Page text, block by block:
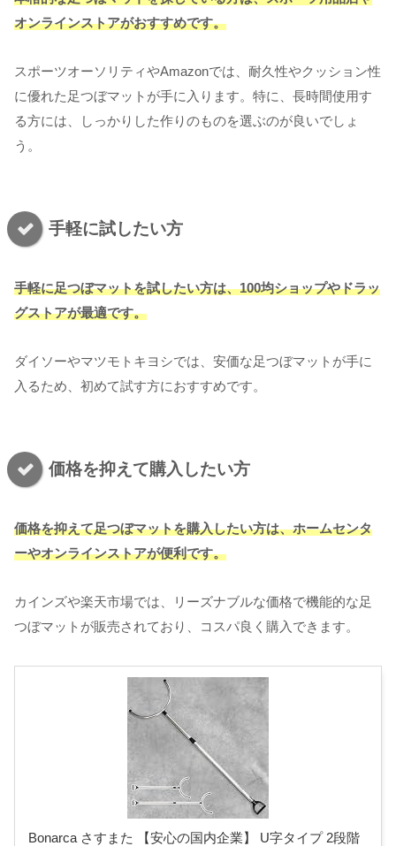
オンラインストアがおすすめです。
スポーツオーソリティやAmazonでは、耐久性やクッション性
に優れた足つぼマットが手に入ります。特に、長時間使用す
る方には、しっかりした作りのものを選ぶのが良いでしょ
う。
手軽に試したい方
手軽に足つぼマットを試したい方は、100均ショップやドラッ
グストアが最適です。
ダイソーやマツモトキヨシでは、安価な足つぼマットが手に
入るため、初めて試す方におすすめです。
価格を抑えて購入したい方
価格を抑えて足つぼマットを購入したい方は、ホームセンタ
ーやオンラインストアが便利です。
カインズや楽天市場では、リーズナブルな価格で機能的な足
つぼマットが販売されており、コスパ良く購入できます。
Bonarca さすまた 【安心の国内企業】 U字タイプ 2段階